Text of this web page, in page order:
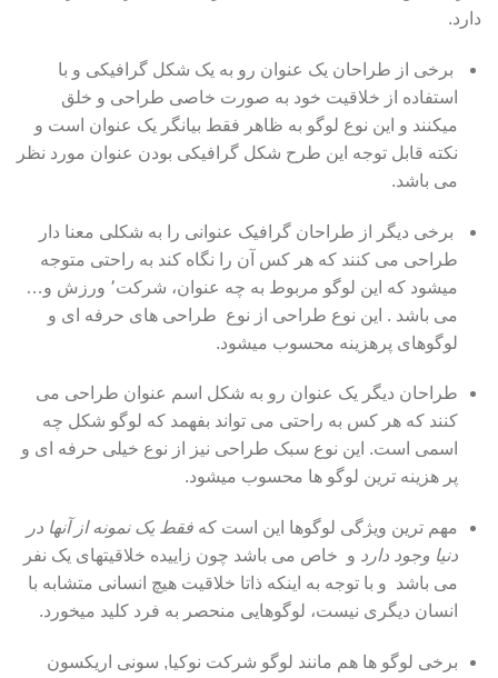
دارد.
برخی از طراحان یک عنوان رو به یک شکل گرافیکی و با
استفاده از خلاقیت خود به صورت خاصی طراحی و خلق
میکنند و این نوع لوگو به ظاهر فقط بیانگر یک عنوان است و
نکته قابل توجه این طرح شکل گرافیکی بودن عنوان مورد نظر
می باشد.
برخی دیگر از طراحان گرافیک عنوانی را به شکلی معنا دار
طراحی می کنند که هر کس آن را نگاه کند به راحتی متوجه
میشود که این لوگو مربوط به چه عنوان، شرکت٬ ورزش و…
می باشد . این نوع طراحی از نوع طراحی های حرفه ای و
لوگوهای پرهزینه محسوب میشود.
طراحان دیگر یک عنوان رو به شکل اسم عنوان طراحی می
کنند که هر کس به راحتی می تواند بفهمد که لوگو شکل چه
اسمی است. این نوع سبک طراحی نیز از نوع خیلی حرفه ای و
پر هزینه ترین لوگو ها محسوب میشود.
مهم ترین ویژگی لوگوها این است که فقط یک نمونه از آنها در
دنیا وجود دارد و خاص می باشد چون زاییده خلاقیتهای یک نفر
می باشد و با توجه به اینکه ذاتا خلاقیت هیچ انسانی متشابه با
انسان دیگری نیست، لوگوهایی منحصر به فرد کلید میخورد.
برخی لوگو ها هم مانند لوگو شرکت نوکیا, سونی اریکسون